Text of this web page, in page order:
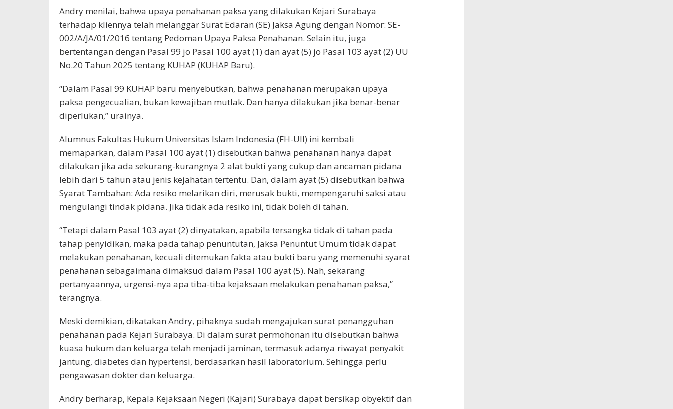
Andry menilai, bahwa upaya penahanan paksa yang dilakukan Kejari Surabaya
terhadap kliennya telah melanggar Surat Edaran (SE) Jaksa Agung dengan Nomor: SE-
002/A/JA/01/2016 tentang Pedoman Upaya Paksa Penahanan. Selain itu, juga
bertentangan dengan Pasal 99 jo Pasal 100 ayat (1) dan ayat (5) jo Pasal 103 ayat (2) UU
No.20 Tahun 2025 tentang KUHAP (KUHAP Baru).
“Dalam Pasal 99 KUHAP baru menyebutkan, bahwa penahanan merupakan upaya
paksa pengecualian, bukan kewajiban mutlak. Dan hanya dilakukan jika benar-benar
diperlukan,” urainya.
Alumnus Fakultas Hukum Universitas Islam Indonesia (FH-UII) ini kembali
memaparkan, dalam Pasal 100 ayat (1) disebutkan bahwa penahanan hanya dapat
dilakukan jika ada sekurang-kurangnya 2 alat bukti yang cukup dan ancaman pidana
lebih dari 5 tahun atau jenis kejahatan tertentu. Dan, dalam ayat (5) disebutkan bahwa
Syarat Tambahan: Ada resiko melarikan diri, merusak bukti, mempengaruhi saksi atau
mengulangi tindak pidana. Jika tidak ada resiko ini, tidak boleh di tahan.
“Tetapi dalam Pasal 103 ayat (2) dinyatakan, apabila tersangka tidak di tahan pada
tahap penyidikan, maka pada tahap penuntutan, Jaksa Penuntut Umum tidak dapat
melakukan penahanan, kecuali ditemukan fakta atau bukti baru yang memenuhi syarat
penahanan sebagaimana dimaksud dalam Pasal 100 ayat (5). Nah, sekarang
pertanyaannya, urgensi-nya apa tiba-tiba kejaksaan melakukan penahanan paksa,”
terangnya.
Meski demikian, dikatakan Andry, pihaknya sudah mengajukan surat penangguhan
penahanan pada Kejari Surabaya. Di dalam surat permohonan itu disebutkan bahwa
kuasa hukum dan keluarga telah menjadi jaminan, termasuk adanya riwayat penyakit
jantung, diabetes dan hypertensi, berdasarkan hasil laboratorium. Sehingga perlu
pengawasan dokter dan keluarga.
Andry berharap, Kepala Kejaksaan Negeri (Kajari) Surabaya dapat bersikap obyektif dan